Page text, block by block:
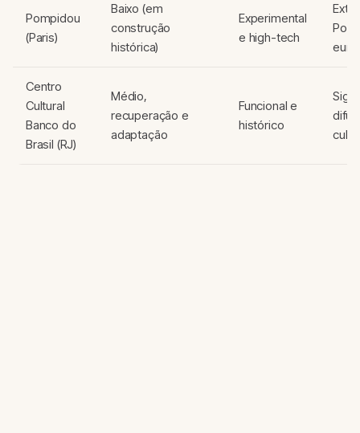
Pompidou
(Paris)
Baixo (em
construção
histórica)
Experimental
e high-tech
Polo
Centro
Cultural
Banco do
Brasil (RJ)
Médio,
recuperação e
adaptação
Funcional e
histórico